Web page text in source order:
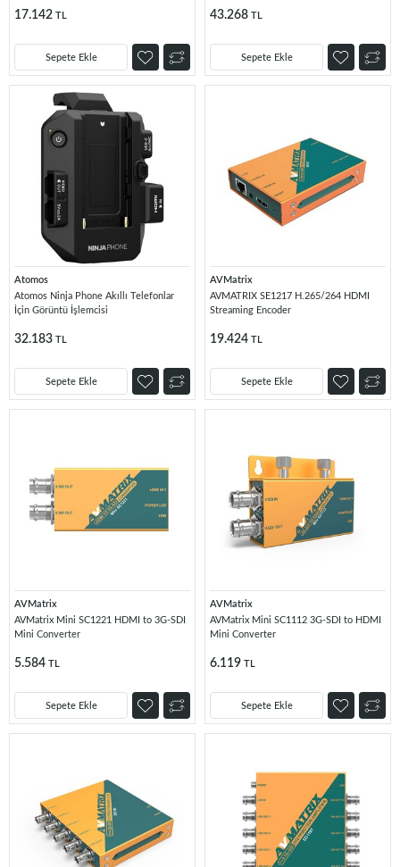
17.142 TL
Sepete Ekle
43.268 TL
Sepete Ekle
Atomos
Atomos Ninja Phone Akıllı Telefonlar
İçin Görüntü İşlemcisi
32.183 TL
Sepete Ekle
AVMatrix
AVMATRIX SE1217 H.265/264 HDMI
Streaming Encoder
19.424 TL
Sepete Ekle
AVMatrix
AVMatrix Mini SC1221 HDMI to 3G-SDI
Mini Converter
5.584 TL
Sepete Ekle
AVMatrix
AVMatrix Mini SC1112 3G-SDI to HDMI
Mini Converter
6.119 TL
Sepete Ekle